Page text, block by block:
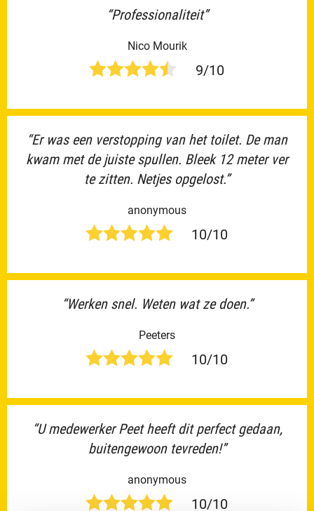
“Professionaliteit”
Nico Mourik
9/10
“Er was een verstopping van het toilet. De man
kwam met de juiste spullen. Bleek 12 meter ver
te zitten. Netjes opgelost.”
anonymous
10/10
“Werken snel. Weten wat ze doen.”
Peeters
10/10
“U medewerker Peet heeft dit perfect gedaan,
buitengewoon tevreden!”
anonymous
10/10